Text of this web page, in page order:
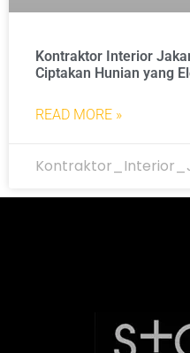
Kontraktor Interior
Ciptakan Hunian yang
READ MORE »